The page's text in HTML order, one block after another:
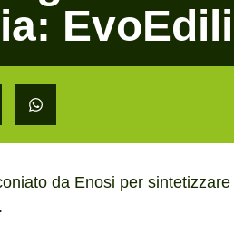
da Enosi per